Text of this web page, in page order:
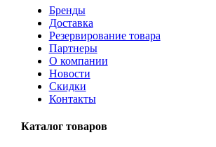
Бренды
Доставка
Резервирование товара
Партнеры
О компании
Новости
Скидки
Контакты
Каталог товаров